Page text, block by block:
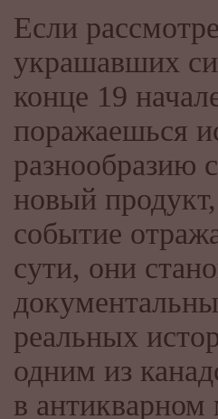
Если
украшавших
конце 19
поражаешься
новый
событие
сути, они
реальных
одним из
в антикварном